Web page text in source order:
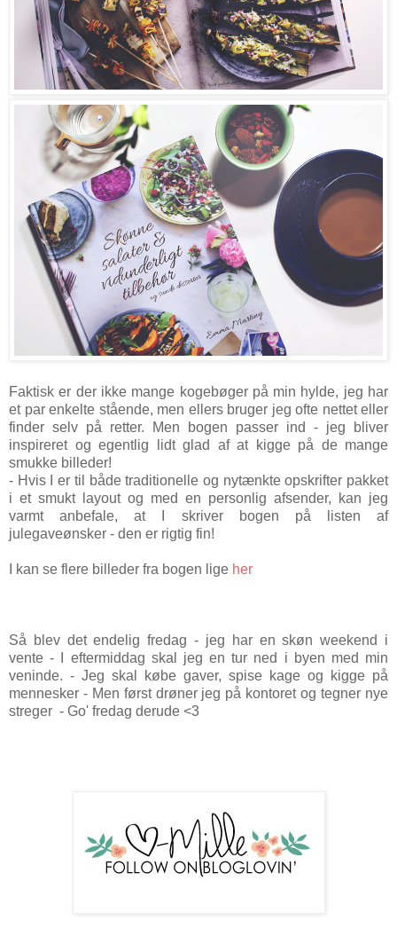
Faktisk er der ikke mange kogebøger på min hylde, jeg har
et par enkelte stående, men ellers bruger jeg ofte nettet eller
finder selv på retter. Men bogen passer ind - jeg bliver
inspireret og egentlig lidt glad af at kigge på de mange
smukke billeder!
- Hvis I er til både traditionelle og nytænkte opskrifter pakket
i et smukt layout og med en personlig afsender, kan jeg
varmt anbefale, at I skriver bogen på listen af
julegaveønsker - den er rigtig fin!
I kan se flere billeder fra bogen lige her
Så blev det endelig fredag - jeg har en skøn weekend i
vente - I eftermiddag skal jeg en tur ned i byen med min
veninde. - Jeg skal købe gaver, spise kage og kigge på
mennesker - Men først drøner jeg på kontoret og tegner nye
streger - Go' fredag derude <3